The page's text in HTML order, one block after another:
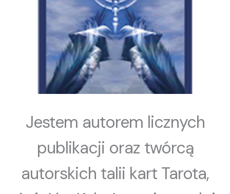
Jestem autorem licznych
publikacji oraz twórcą
autorskich talii kart Tarota,